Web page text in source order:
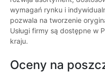
wymagań rynku i
pozwala na tworzenie
Usługi firmy są dostępne w
kraju.
Oceny na